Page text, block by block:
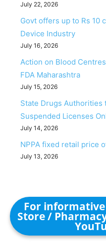
July 22, 2026
Govt offers up to Rs 10
Device Industry
July 16, 2026
Action on Blood
FDA Maharashtra
July 15, 2026
State Drugs Authorities
Suspended Licenses
July 14, 2026
NPPA fixed retail price
July 13, 2026
For
Store /